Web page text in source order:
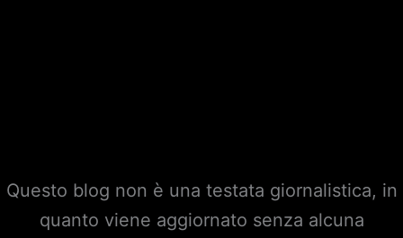
Questo blog non è una testata giornalistica, in
quanto viene aggiornato senza alcuna